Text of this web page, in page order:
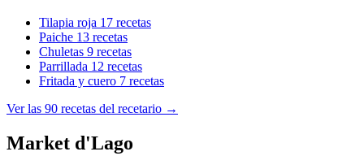
Tilapia roja 17 recetas
Paiche 13 recetas
Chuletas 9 recetas
Parrillada 12 recetas
Fritada y cuero 7 recetas
Ver las 90 recetas del recetario →
Market d'Lago